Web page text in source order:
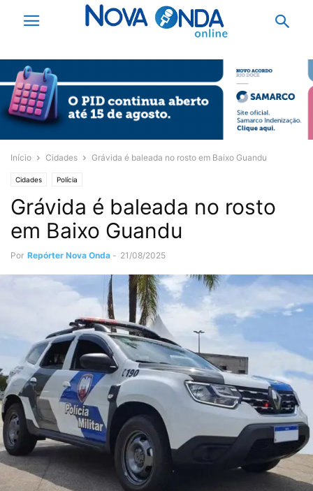
Início Cidades Grávida é baleada no rosto em Baixo Guandu
Cidades Polícia
Grávida é baleada no rosto
em Baixo Guandu
Por Repórter Nova Onda - 21/08/2025